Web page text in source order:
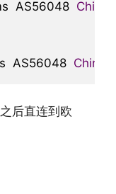
AS56048 China
AS56048 China
后直连到欧